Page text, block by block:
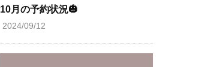
10月の予約状況🎃
2024/09/12